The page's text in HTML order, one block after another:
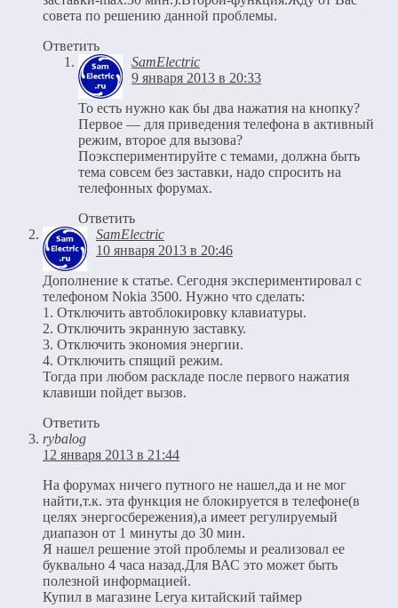
совета по решению данной проблемы.
Ответить
SamElectric
9 января 2013 в 20:33
То есть нужно как бы два нажатия на кнопку?
Первое — для приведения телефона в активный
режим, второе для вызова?
Поэкспериментируйте с темами, должна быть
тема совсем без заставки, надо спросить на
телефонных форумах.
Ответить
SamElectric
10 января 2013 в 20:46
Дополнение к статье. Сегодня экспериментировал с
телефоном Nokia 3500. Нужно что сделать:
1. Отключить автоблокировку клавиатуры.
2. Отключить экранную заставку.
3. Отключить экономия энергии.
4. Отключить спящий режим.
Тогда при любом раскладе после первого нажатия
клавиши пойдет вызов.
Ответить
rybalog
12 января 2013 в 21:44
На форумах ничего путного не нашел,да и не мог
найти,т.к. эта функция не блокируется в телефоне(в
целях энергосбережения),а имеет регулируемый
диапазон от 1 минуты до 30 мин.
Я нашел решение этой проблемы и реализовал ее
буквально 4 часа назад.Для ВАС это может быть
полезной информацией.
Купил в магазине Lerya китайский таймер